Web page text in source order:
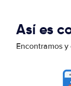
Así es
Encontramos